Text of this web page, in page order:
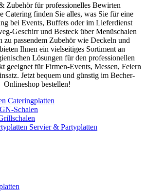
Zubehör für professionelles Bewirten
Catering finden Sie alles, was Sie für eine
bei Events, Buffets oder im Lieferdienst
Geschirr und Besteck über Menüschalen
zu passendem Zubehör wie Deckeln und
Ihnen ein vielseitiges Sortiment an
Lösungen für den professionellen
geeignet für Firmen-Events, Messen, Feiern
Jetzt bequem und günstig im Becher-
Onlineshop bestellen!
Cateringplatten
GN-Schalen
Servier & Partyplatten